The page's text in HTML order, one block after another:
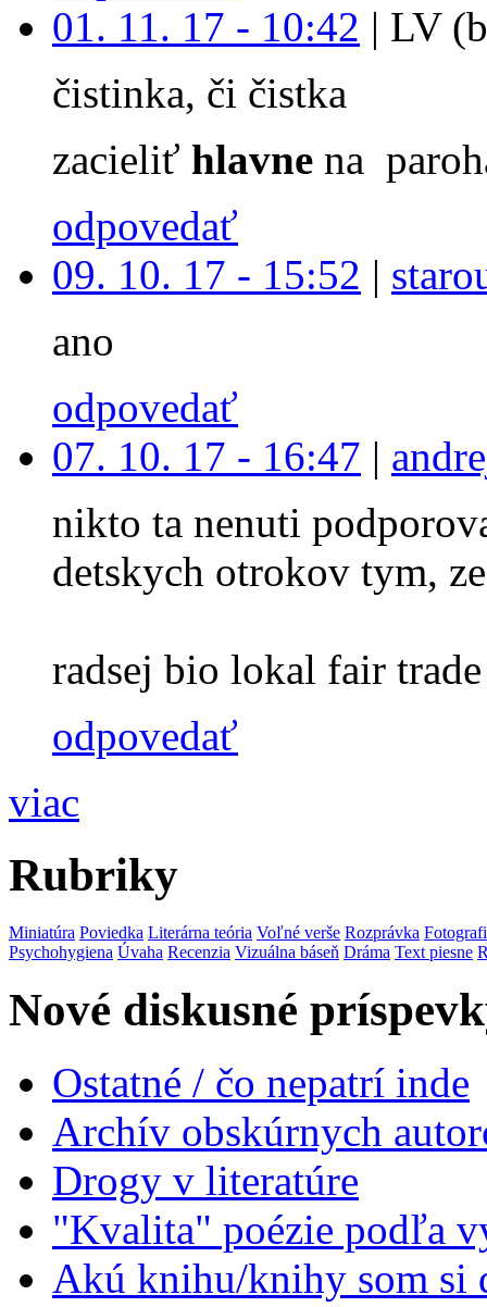
01. 11. 17 - 10:42 | LV
čistinka, či čistka
zacieliť hlavne na
odpovedať
09. 10. 17 - 15:52 |
ano
odpovedať
07. 10. 17 - 16:47 |
nikto ta nenuti
detskych otrokov tym,
radsej bio lokal fair
odpovedať
viac
Rubriky
Miniatúra Poviedka Literárna teória Voľné verše Rozprávka
Psychohygiena Úvaha Recenzia Vizuálna báseň Dráma Text piesne
Nové diskusné
Ostatné / čo nepatrí inde
Archív obskúrnych
Drogy v literatúre
"Kvalita" poézie podľa
Akú knihu/knihy som si